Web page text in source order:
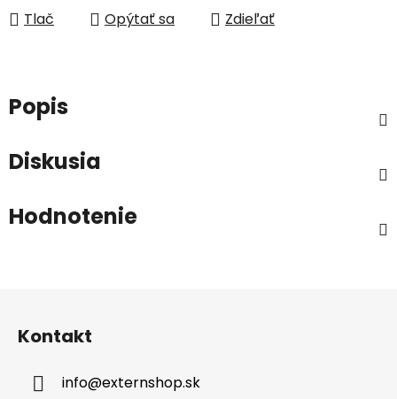
Tlač Opýtať sa Zdieľať
Popis
Diskusia
Hodnotenie
Kontakt
info@externshop.sk